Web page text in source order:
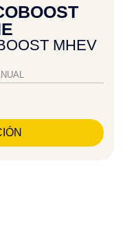
MHEV